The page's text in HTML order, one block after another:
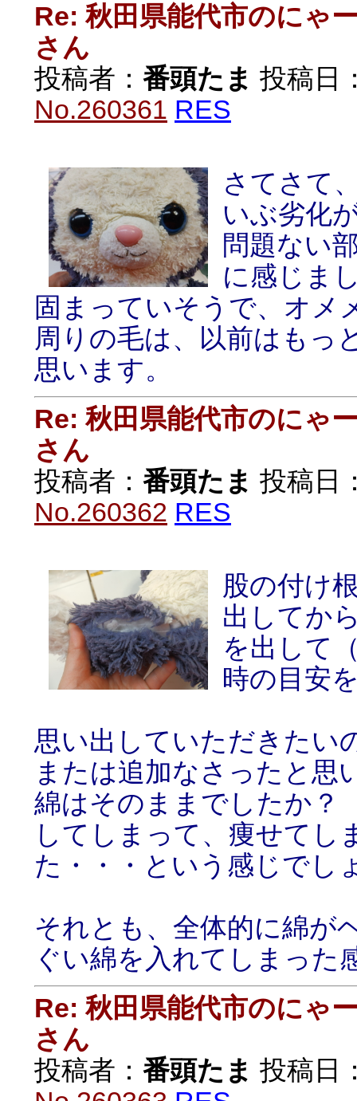
Re: 秋田県能代市のにゃ
さん
投稿者： 番頭たま 投稿日
No.260361 RES
さてさて
いぶ劣化
問題ない
に感じま
固まっていそうで、オメ
周りの毛は、以前はもっ
思います。
Re: 秋田県能代市のにゃ
さん
投稿者： 番頭たま 投稿日
No.260362 RES
股の付け
出してか
を出して
時の目安
思い出していただきたい
または追加なさったと思
綿はそのままでしたか
してしまって、痩せてし
た・・・という感じでし
それとも、全体的に綿が
ぐい綿を入れてしまった
Re: 秋田県能代市のにゃ
さん
投稿者： 番頭たま 投稿日